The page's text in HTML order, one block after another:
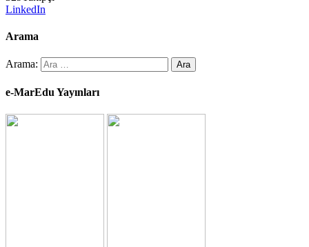
LinkedIn
Arama
Arama:
e-MarEdu Yayınları